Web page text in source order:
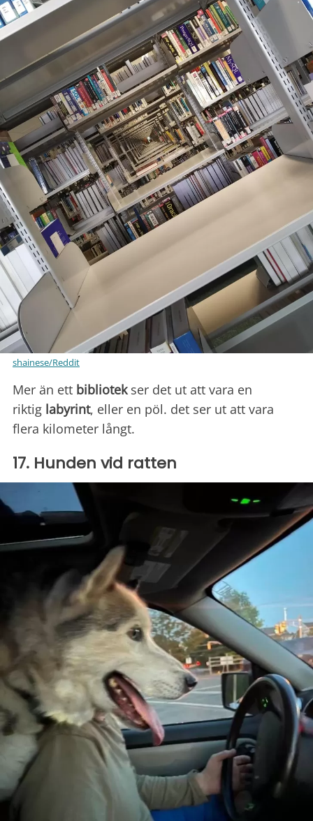
shainese/Reddit
Mer än ett bibliotekser det ut att vara en
riktig labyrint, eller en pöl. det ser ut att vara
flera kilometer långt.
17. Hunden vid ratten